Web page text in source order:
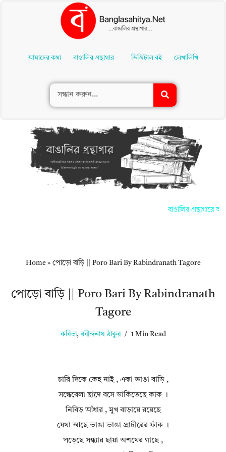
Contentআমাদের কথা বাঙালির গ্রন্থাগার ডিজিটাল বই লেখালিখি
বাঙালির গ্রন্থাগারে
Home» পোড়ো বাড়ি || Poro Bari By Rabindranath Tagore
পোড়ো বাড়ি || Poro Bari By Rabindranath
Tagore
কবিতা, রবীন্দ্রনাথ ঠাকুর 1 Min Read
চারি দিকে কেহ নাই , একা ভাঙা বাড়ি ,
সন্ধেবেলা ছাদে বসে ডাকিতেছে কাক ।
নিবিড় আঁধার , মুখ বাড়ায়ে রয়েছে
যেথা আছে ভাঙা ভাঙা প্রাচীরের ফাঁক ।
পড়েছে সন্ধ্যার ছায়া অশথের গাছে ,